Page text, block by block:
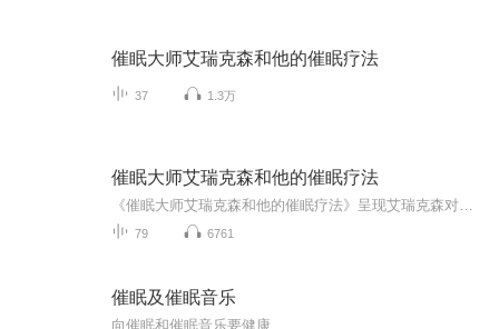
催眠大师艾瑞克森和他的催眠疗法
37 1.3万
催眠大师艾瑞克森和他的催眠疗法
79 6761
催眠及催眠音乐
向催眠和催眠音乐要健康